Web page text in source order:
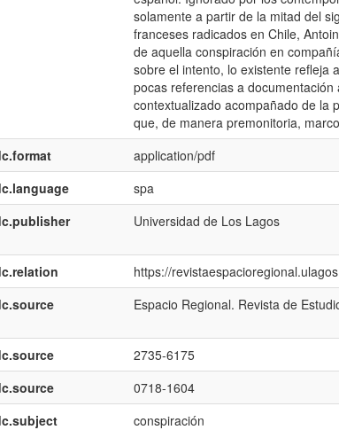
solamente a partir de la mitad del
franceses radicados en Chile,
de aquella conspiración en
sobre el intento, lo existente refleja
pocas referencias a
contextualizado acompañado de la
que, de manera premonitoria,
application/pdf
spa
Universidad de Los Lagos
https://
Espacio Regional. Revista de
2735-6175
0718-1604
conspiración